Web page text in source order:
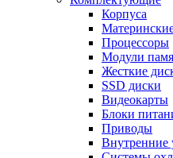
Корпуса
Процессоры
Модули
Жесткие
SSD диски
Видеокарты
Блоки
Приводы
Внутренние